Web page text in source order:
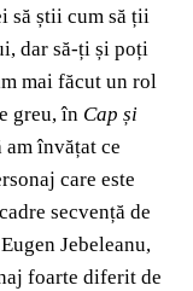
să știi cum să ții
dar să-ți și poți
mai făcut un rol
greu, în Cap și
am învățat ce
care este
secvență de
Jebeleanu,
foarte diferit de